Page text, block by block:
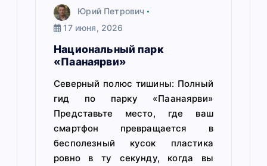
Юрий Петрович
17 июня, 2026
Национальный парк
«Паанаярви»
Северный полюс тишины: Полный
гид по парку «Паанаярви»
Представьте место, где ваш
смартфон превращается в
бесполезный кусок пластика
ровно в ту секунду, когда вы